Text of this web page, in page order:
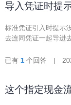
导入凭证时提
标准凭证引入时提示
去连同凭证一起导进
已有 1 个回答 |
这个指定现金